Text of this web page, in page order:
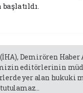
Demirören
editörlerinin
yer alan hukuki